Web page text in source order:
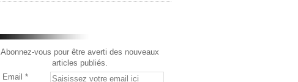
Abonnez-vous pour être averti des nouveaux
articles publiés.
Email